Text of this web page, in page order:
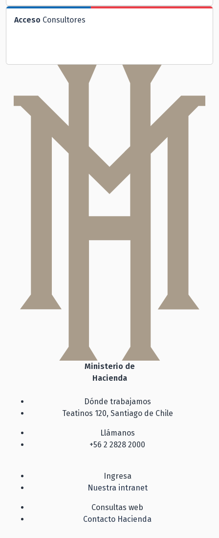
Acceso Consultores
Ministerio de
Hacienda
Dónde trabajamos
Teatinos 120, Santiago de Chile
Llámanos
+56 2 2828 2000
Ingresa
Nuestra intranet
Consultas web
Contacto Hacienda